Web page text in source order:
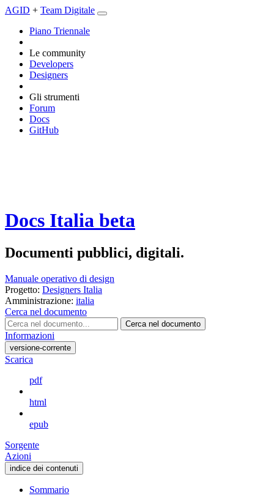
AGID + Team Digitale
Piano Triennale
Le community
Developers
Designers
Gli strumenti
Forum
Docs
GitHub
Docs Italia beta
Documenti pubblici, digitali.
Manuale operativo di design
Progetto: Designers Italia
Amministrazione: italia
Cerca nel documento
Cerca nel documento
Informazioni
versione-corrente
Scarica
pdf
html
epub
Sorgente
Azioni
indice dei contenuti
Sommario